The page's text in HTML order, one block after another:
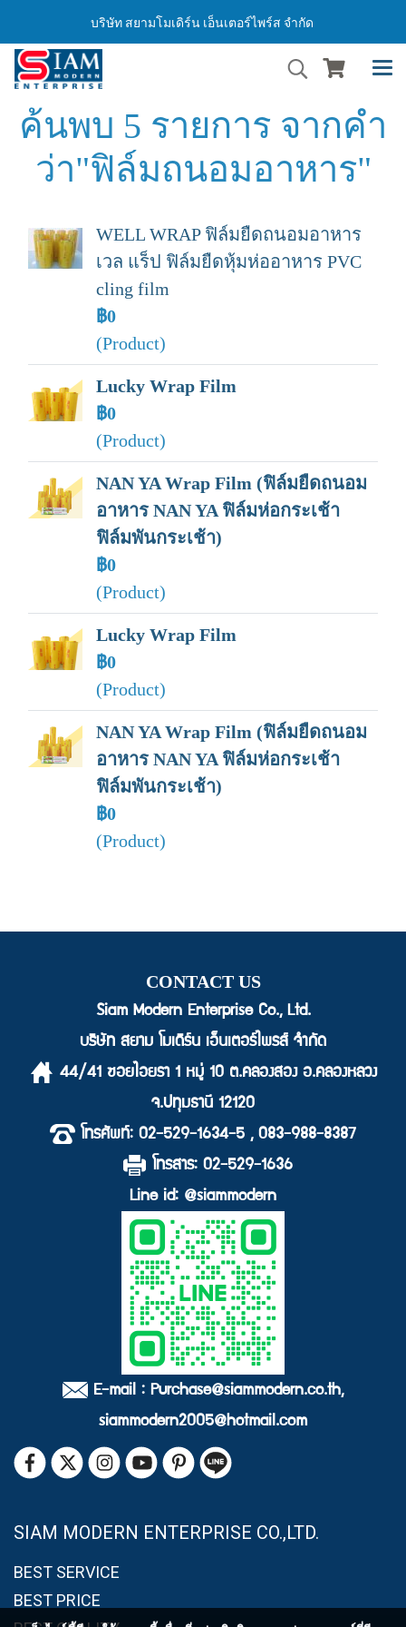
บริษัท สยามโมเดิร์น เอ็นเตอร์ไพร์ส จำกัด
ค้นพบ 5 รายการ จากคำ
ว่า"ฟิล์มถนอมอาหาร"
WELL WRAP ฟิล์มยืดถนอมอาหาร
เวล แร็ป ฟิล์มยืดหุ้มห่ออาหาร PVC
cling film
฿0
(Product)
Lucky Wrap Film
฿0
(Product)
NAN YA Wrap Film (ฟิล์มยืดถนอม
อาหาร NAN YA ฟิล์มห่อกระเช้า
ฟิล์มพันกระเช้า)
฿0
(Product)
Lucky Wrap Film
฿0
(Product)
NAN YA Wrap Film (ฟิล์มยืดถนอม
อาหาร NAN YA ฟิล์มห่อกระเช้า
ฟิล์มพันกระเช้า)
฿0
(Product)
CONTACT US
Siam Modern Enterprise Co., Ltd.
บริษัท สยาม โมเดิร์น เอ็นเตอร์ไพรส์ จำกัด
44/41 ซอยไอยรา 1 หมู่ 10 ต.คลองสอง อ.คลองหลวง
จ.ปทุมธานี 12120
โทรศัพท์: 02-529-1634-5 , 083-988-8387
โทรสาร: 02-529-1636
Line id: @siammodern
E-mail : Purchase@siammodern.co.th,
siammodern2005@hotmail.com
SIAM MODERN ENTERPRISE CO.,LTD.
BEST SERVICE
BEST PRICE